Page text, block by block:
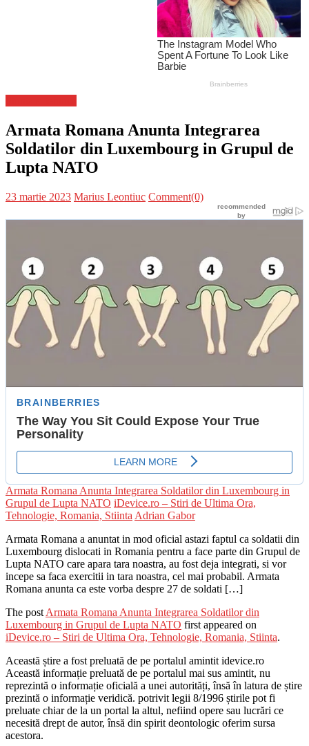
Armata Romana Anunta Integrarea
Soldatilor din Luxembourg in Grupul de
Lupta NATO
Posted
23 martie 2023 Author
Marius Leontiuc Comment(0)
Armata Romana Anunta Integrarea Soldatilor din Luxembourg in
Grupul de Lupta NATO iDevice.ro – Stiri de Ultima Ora,
Tehnologie, Romania, Stiinta Adrian Gabor
Armata Romana a anuntat in mod oficial astazi faptul ca soldatii din
Luxembourg dislocati in Romania pentru a face parte din Grupul de
Lupta NATO care apara tara noastra, au fost deja integrati, si vor
incepe sa faca exercitii in tara noastra, cel mai probabil. Armata
Romana anunta ca este vorba despre 27 de soldati […]
The post Armata Romana Anunta Integrarea Soldatilor din
Luxembourg in Grupul de Lupta NATO first appeared on
iDevice.ro – Stiri de Ultima Ora, Tehnologie, Romania, Stiinta.
Această știre a fost preluată de pe portalul amintit idevice.ro
Această informație preluată de pe portalul mai sus amintit, nu
reprezintă o informație oficială a unei autorități, însă în latura de știre
prezintă o informație veridică. potrivit legii 8/1996 știrile pot fi
preluate chiar de la un portal la altul, nefiind opere sau lucrări ce
necesită drept de autor, însă din spirit deontologic oferim sursa
acestora.